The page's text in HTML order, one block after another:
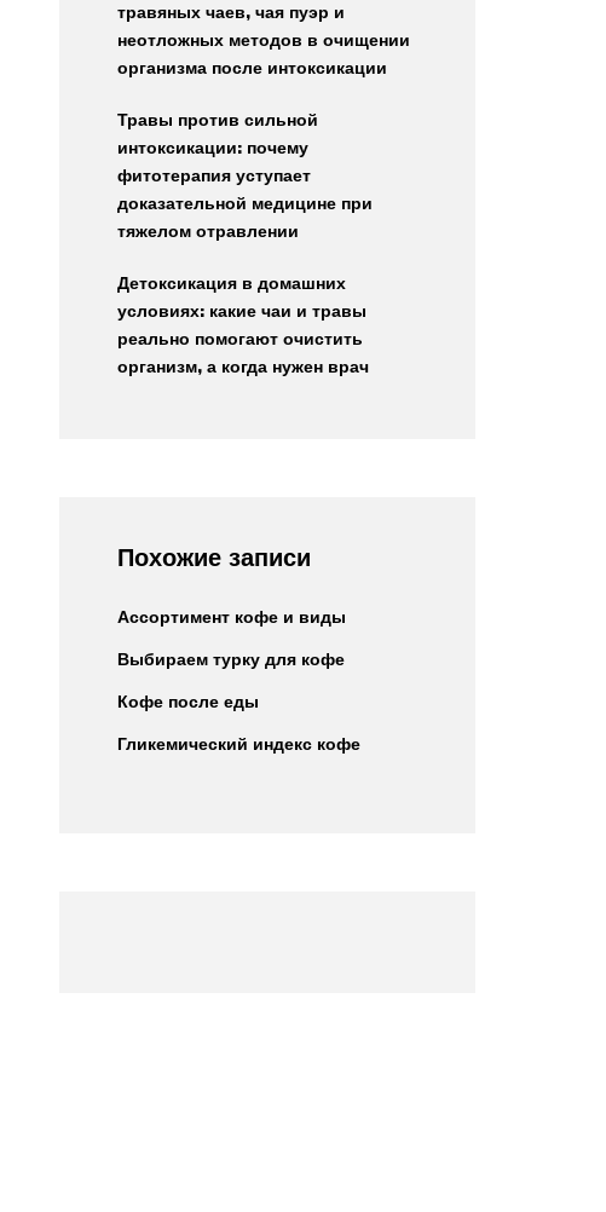
травяных чаев, чая пуэр и
неотложных методов в очищении
организма после интоксикации
Травы против сильной
интоксикации: почему
фитотерапия уступает
доказательной медицине при
тяжелом отравлении
Детоксикация в домашних
условиях: какие чаи и травы
реально помогают очистить
организм, а когда нужен врач
Похожие записи
Ассортимент кофе и виды
Выбираем турку для кофе
Кофе после еды
Гликемический индекс кофе